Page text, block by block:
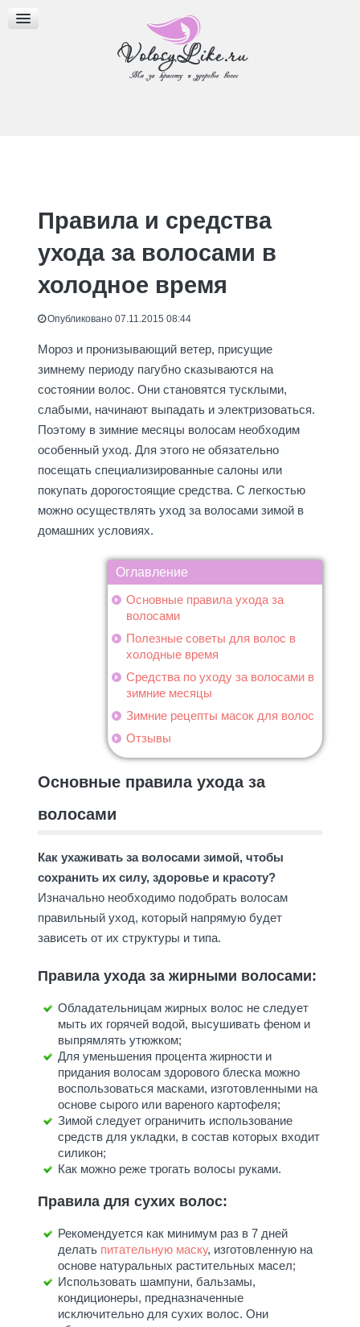
МАСЛА ДЛЯ ВОЛОС
Правила и средства
ухода за волосами в
холодное время
Опубликовано 07.11.2015 08:44
Мороз и пронизывающий ветер, присущие
зимнему периоду пагубно сказываются на
состоянии волос. Они становятся тусклыми,
слабыми, начинают выпадать и электризоваться.
Поэтому в зимние месяцы волосам необходим
особенный уход. Для этого не обязательно
посещать специализированные салоны или
покупать дорогостоящие средства. С легкостью
можно осуществлять уход за волосами зимой в
домашних условиях.
Оглавление
Основные правила ухода за
волосами
Полезные советы для волос в
холодные время
Средства по уходу за волосами в
зимние месяцы
Зимние рецепты масок для волос
Отзывы
Основные правила ухода за
волосами
Как ухаживать за волосами зимой, чтобы
сохранить их силу, здоровье и красоту?
Изначально необходимо подобрать волосам
правильный уход, который напрямую будет
зависеть от их структуры и типа.
Правила ухода за жирными волосами:
Обладательницам жирных волос не следует
мыть их горячей водой, высушивать феном и
выпрямлять утюжком;
Для уменьшения процента жирности и
придания волосам здорового блеска можно
воспользоваться масками, изготовленными на
основе сырого или вареного картофеля;
Зимой следует ограничить использование
средств для укладки, в состав которых входит
силикон;
Как можно реже трогать волосы руками.
Правила для сухих волос:
Рекомендуется как минимум раз в 7 дней
делать питательную маску, изготовленную на
основе натуральных растительных масел;
Использовать шампуни, бальзамы,
кондиционеры, предназначенные
исключительно для сухих волос. Они